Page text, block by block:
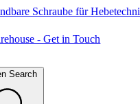
Schraube für
- Get in Touch
Search